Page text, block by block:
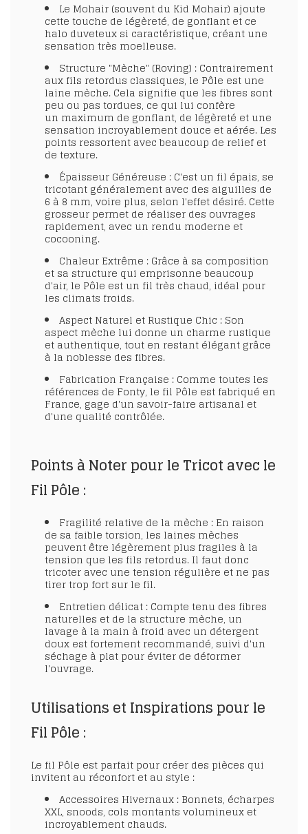
Le Mohair (souvent du Kid Mohair) ajoute
cette touche de légèreté, de gonflant et ce
halo duveteux si caractéristique, créant une
sensation très moelleuse.
Structure "Mèche" (Roving) : Contrairement
aux fils retordus classiques, le Pôle est une
laine mèche. Cela signifie que les fibres sont
peu ou pas tordues, ce qui lui confère
un maximum de gonflant, de légèreté et une
sensation incroyablement douce et aérée. Les
points ressortent avec beaucoup de relief et
de texture.
Épaisseur Généreuse : C'est un fil épais, se
tricotant généralement avec des aiguilles de
6 à 8 mm, voire plus, selon l'effet désiré. Cette
grosseur permet de réaliser des ouvrages
rapidement, avec un rendu moderne et
cocooning.
Chaleur Extrême : Grâce à sa composition
et sa structure qui emprisonne beaucoup
d'air, le Pôle est un fil très chaud, idéal pour
les climats froids.
Aspect Naturel et Rustique Chic : Son
aspect mèche lui donne un charme rustique
et authentique, tout en restant élégant grâce
à la noblesse des fibres.
Fabrication Française : Comme toutes les
références de Fonty, le fil Pôle est fabriqué en
France, gage d'un savoir-faire artisanal et
d'une qualité contrôlée.
Points à Noter pour le Tricot avec le
Fil Pôle :
Fragilité relative de la mèche : En raison
de sa faible torsion, les laines mèches
peuvent être légèrement plus fragiles à la
tension que les fils retordus. Il faut donc
tricoter avec une tension régulière et ne pas
tirer trop fort sur le fil.
Entretien délicat : Compte tenu des fibres
naturelles et de la structure mèche, un
lavage à la main à froid avec un détergent
doux est fortement recommandé, suivi d'un
séchage à plat pour éviter de déformer
l'ouvrage.
Utilisations et Inspirations pour le
Fil Pôle :
Le fil Pôle est parfait pour créer des pièces qui
invitent au réconfort et au style :
Accessoires Hivernaux : Bonnets, écharpes
XXL, snoods, cols montants volumineux et
incroyablement chauds.